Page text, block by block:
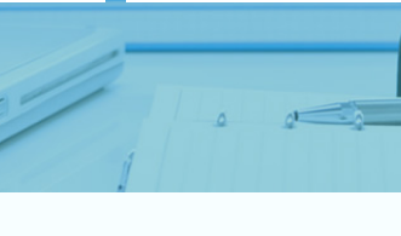
相続税 対策 贈与
小規模宅地等の特例 要件
相続税 対策 アパート